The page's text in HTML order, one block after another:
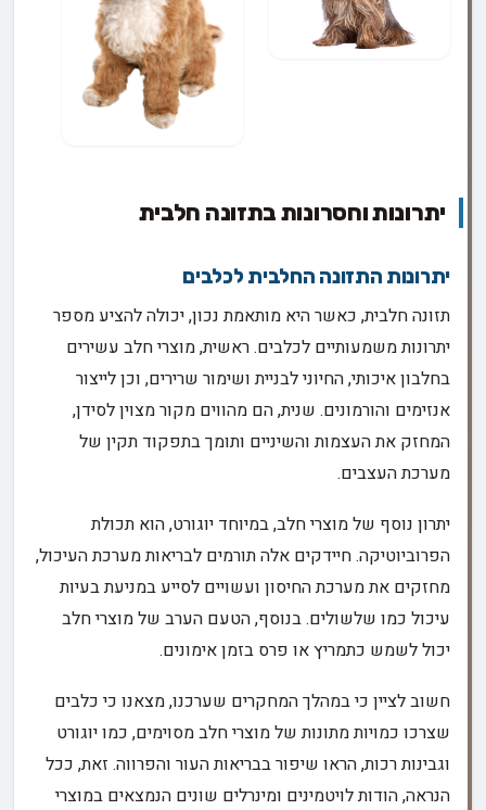
יתרונות וחסרונות בתזונה חלבית
יתרונות התזונה החלבית לכלבים
תזונה חלבית, כאשר היא מותאמת נכון, יכולה להציע מספר
יתרונות משמעותיים לכלבים. ראשית, מוצרי חלב עשירים
בחלבון איכותי, החיוני לבניית ושימור שרירים, וכן לייצור
אנזימים והורמונים. שנית, הם מהווים מקור מצוין לסידן,
המחזק את העצמות והשיניים ותומך בתפקוד תקין של
מערכת העצבים.
יתרון נוסף של מוצרי חלב, במיוחד יוגורט, הוא תכולת
הפרוביוטיקה. חיידקים אלה תורמים לבריאות מערכת העיכול,
מחזקים את מערכת החיסון ועשויים לסייע במניעת בעיות
עיכול כמו שלשולים. בנוסף, הטעם הערב של מוצרי חלב
יכול לשמש כתמריץ או פרס בזמן אימונים.
חשוב לציין כי במהלך המחקרים שערכנו, מצאנו כי כלבים
שצרכו כמויות מתונות של מוצרי חלב מסוימים, כמו יוגורט
וגבינות רכות, הראו שיפור בבריאות העור והפרווה. זאת, ככל
הנראה, הודות לויטמינים ומינרלים שונים הנמצאים במוצרי